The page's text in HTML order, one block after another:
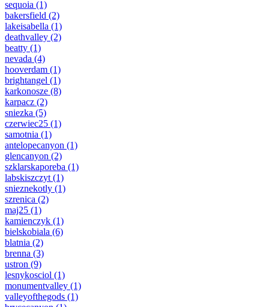
sequoia (1)
bakersfield (2)
lakeisabella (1)
deathvalley (2)
beatty (1)
nevada (4)
hooverdam (1)
brightangel (1)
karkonosze (8)
karpacz (2)
sniezka (5)
czerwiec25 (1)
samotnia (1)
antelopecanyon (1)
glencanyon (2)
szklarskaporeba (1)
labskiszczyt (1)
snieznekotly (1)
szrenica (2)
maj25 (1)
kamienczyk (1)
bielskobiala (6)
blatnia (2)
brenna (3)
ustron (9)
lesnykosciol (1)
monumentvalley (1)
valleyofthegods (1)